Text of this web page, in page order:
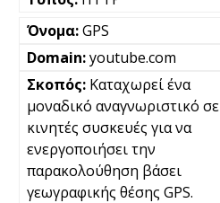
GPS
youtube.com
Καταχωρεί ένα
μοναδικό αναγνωριστικό σε
κινητές συσκευές για να
ενεργοποιήσει την
παρακολούθηση βάσει
γεωγραφικής θέσης GPS.